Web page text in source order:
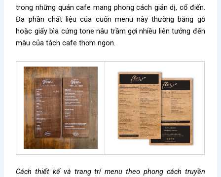
trong những quán cafe mang phong cách giản dị, cổ điển.
Đa phần chất liệu của cuốn menu này thường bằng gỗ
hoặc giấy bìa cứng tone nâu trầm gợi nhiều liên tưởng đến
màu của tách cafe thơm ngon.
Cách thiết kế và trang trí menu theo phong cách truyền